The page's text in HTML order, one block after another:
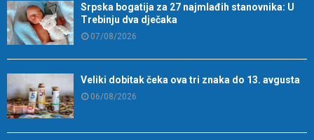
Srpska bogatija za 27 najmlađih stanovnika: U
Trebinju dva dječaka
07/08/2026
Veliki dobitak čeka ova tri znaka do 13. avgusta
06/08/2026